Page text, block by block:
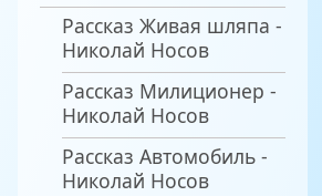
Рассказ Живая шляпа -
Николай Носов
Рассказ Милиционер -
Николай Носов
Рассказ Автомобиль -
Николай Носов